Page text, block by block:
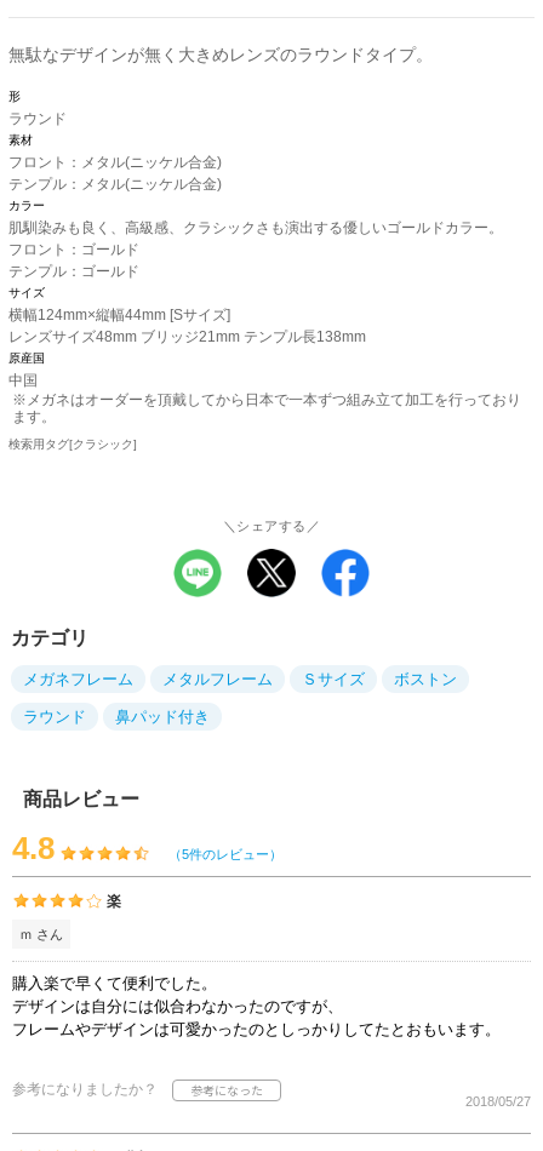
無駄なデザインが無く大きめレンズのラウンドタイプ。
形
ラウンド
素材
フロント：メタル(ニッケル合金)
テンプル：メタル(ニッケル合金)
カラー
肌馴染みも良く、高級感、クラシックさも演出する優しいゴールドカラー。
フロント：ゴールド
テンプル：ゴールド
サイズ
横幅124mm×縦幅44mm [Sサイズ]
レンズサイズ48mm ブリッジ21mm テンプル長138mm
原産国
中国
※メガネはオーダーを頂戴してから日本で一本ずつ組み立て加工を行っており
ます。
検索用タグ[クラシック]
＼シェアする／
カテゴリ
メガネフレーム メタルフレーム Ｓサイズ ボストン
ラウンド 鼻パッド付き
商品レビュー
4.8 （5件のレビュー）
楽
ｍ さん
購入楽で早くて便利でした。
デザインは自分には似合わなかったのですが、
フレームやデザインは可愛かったのとしっかりしてたとおもいます。
参考になりましたか？
2018/05/27